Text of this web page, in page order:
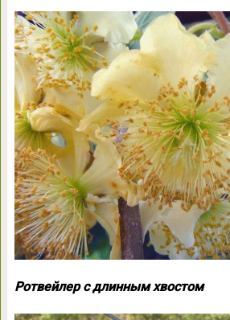
Ротвейлер с длинным хвостом